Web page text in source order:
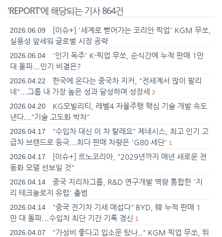
'REPORT'에 해당되는 기사 864건
2026.06.09
[이슈+] '세계로 뻗어가는 코리안 픽업' KGM 무쏘,
실용성 앞세워 글로벌 시장 공략
2026.06.04
'인기 독주' K-픽업 무쏘, 순식간에 누적 판매 1만
대 돌파...인기 비결은?
2026.04.22
한국에 온다는 중국차 지커, "전세계서 많이 팔리
네"...그룹 내 가장 높은 성과 달성하며 성장세
2
2026.04.20
KG모빌리티, 레벨4 자율주행 핵심 기술 개발 속도
낸다..."기술 고도화 박차"
2026.04.17
"수입차 대신 이 차 탈래요" 제네시스, 최고 인기 고
급차 브랜드로 등극...최다 판매 차량은 'G80 세단' 1
2026.04.17
[이슈+] 르노코리아, "2029년까지 매년 새로운 전
동화 모델 선보일 것"
2026.04.14
중국 지리차그룹, R&D 연구개발 역량 통합한 '지
리 테크놀로지 유럽' 출범
2026.04.14
"중국 전기차 기세 매섭다" BYD, 韓 누적 판매 1
만 대 돌파...수입차 최단 기간 기록 경신
1
2026.04.07
"가성비 좋다고 입소문 탔나.." KGM 픽업 무쏘, 뛰